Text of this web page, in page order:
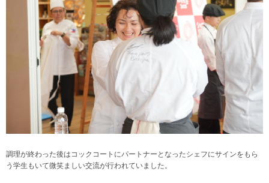
調理が終わった後はコックコートにパートナーとなったシェフにサインをもら
う学生もいて微笑ましい交流が行われていました。